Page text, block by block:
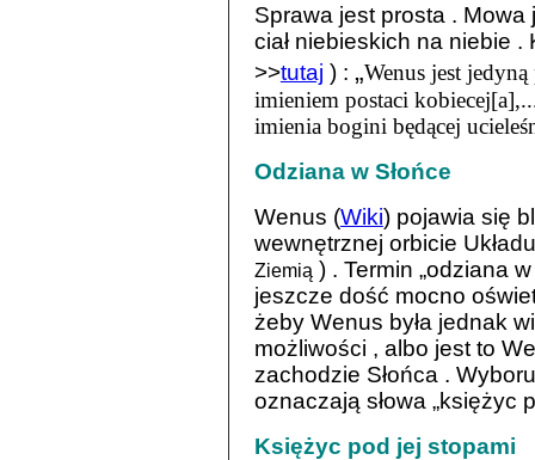
Sprawa jest prosta .
ciał niebieskich na niebie
>>tutaj ) : „Wenus jest jedyną
imieniem postaci
imienia bogini będącej
Odziana w Słońce
Wenus (Wiki) pojawia się
wewnętrznej orbicie
Ziemią ) . Termin „odziana
jeszcze dość mocno
żeby Wenus była jednak
możliwości , albo jest to
zachodzie Słońca .
oznaczają słowa „księżyc
Księżyc pod jej stopami